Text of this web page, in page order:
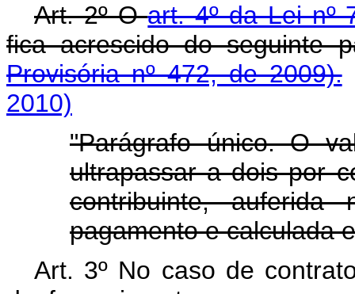
Art. 2º Oart. 4º da Lei nº
fica acrescido do seguinte
Provisória nº 472, de 2009).
2010)
"Parágrafo único. O
ultrapassar a dois por
contribuinte,
pagamento e calculada
Art. 3º No caso de